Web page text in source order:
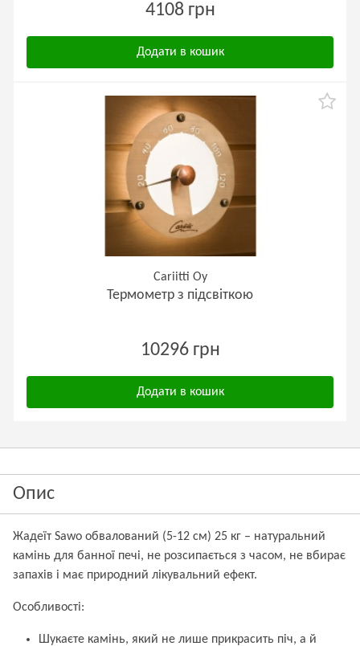
4108 грн
Додати в кошик
Cariitti Oy
Термометр з підсвіткою
10296 грн
Додати в кошик
Опис
Жадеїт Sawo обвалований (5-12 см) 25 кг – натуральний
камінь для банної печі, не розсипається з часом, не вбирає
запахів і має природний лікувальний ефект.
Особливості:
Шукаєте камінь, який не лише прикрасить піч, а й